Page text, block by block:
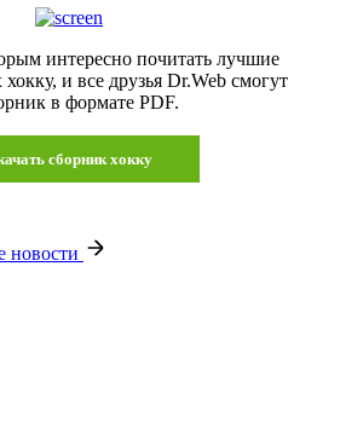
интересно почитать лучшие
и все друзья Dr.Web смогут
в формате PDF.
сборник хокку
новости